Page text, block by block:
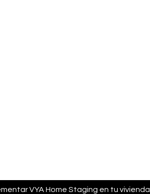
VYA Home Staging en tu vivienda